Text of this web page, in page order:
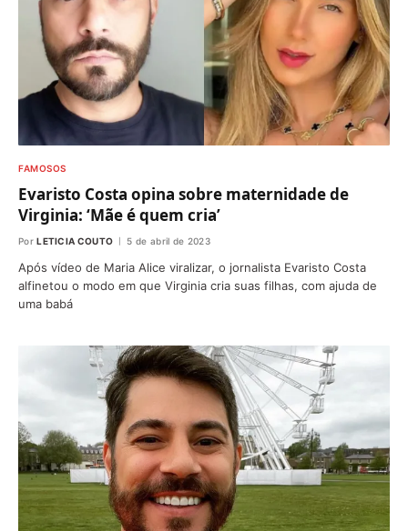
FAMOSOS
Evaristo Costa opina sobre maternidade de
Virginia: ‘Mãe é quem cria’
Por LETICIA COUTO 5 de abril de 2023
Após vídeo de Maria Alice viralizar, o jornalista Evaristo Costa
alfinetou o modo em que Virginia cria suas filhas, com ajuda de
uma babá